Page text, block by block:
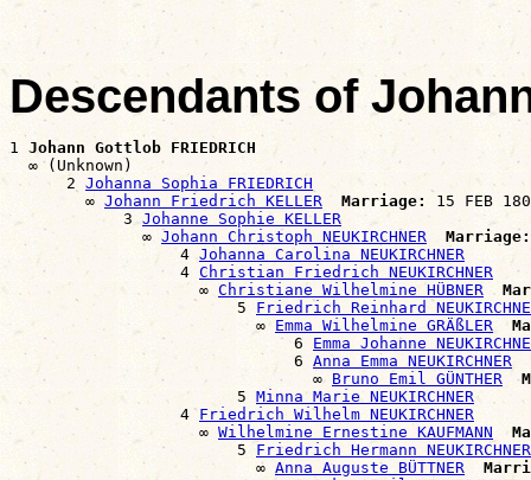
Descendants of
1 Johann Gottlob FRIEDRICH
  ∞ (Unknown)
      2
Johanna Sophia FRIEDRICH
        ∞
Johann Friedrich KELLER Marriage:
15 FEB
            3
Johanne Sophie KELLER
              ∞
Johann Christoph NEUKIRCHNER
Marriage:
                  4
Johanna Carolina NEUKIRCHNER
                  4
Christian Friedrich NEUKIRCHNER
                    ∞
Christiane Wilhelmine HÜBNER
                        5
Friedrich Reinhard
                          ∞
Emma Wilhelmine GRÄßLER
                              6
Emma Johanne
                              6
Anna Emma NEUKIRCHNER
                                ∞
Bruno Emil GÜNTHER
                        5
Minna Marie NEUKIRCHNER
                  4
Friedrich Wilhelm NEUKIRCHNER
                    ∞
Wilhelmine Ernestine KAUFMANN
                        5
Friedrich Hermann NEUKIRCHNER
                          ∞
Anna Auguste BÜTTNER